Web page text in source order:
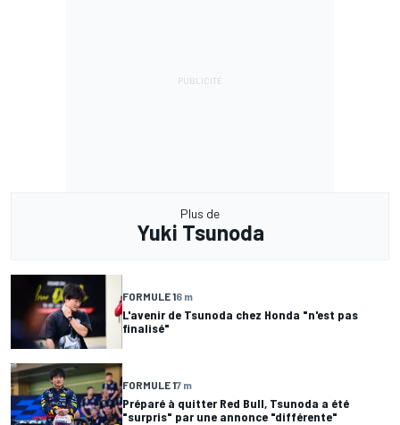
Plus de
Yuki Tsunoda
FORMULE 16 m
L'avenir de Tsunoda chez Honda "n'est pas
finalisé"
FORMULE 17 m
Préparé à quitter Red Bull, Tsunoda a été
"surpris" par une annonce "différente"